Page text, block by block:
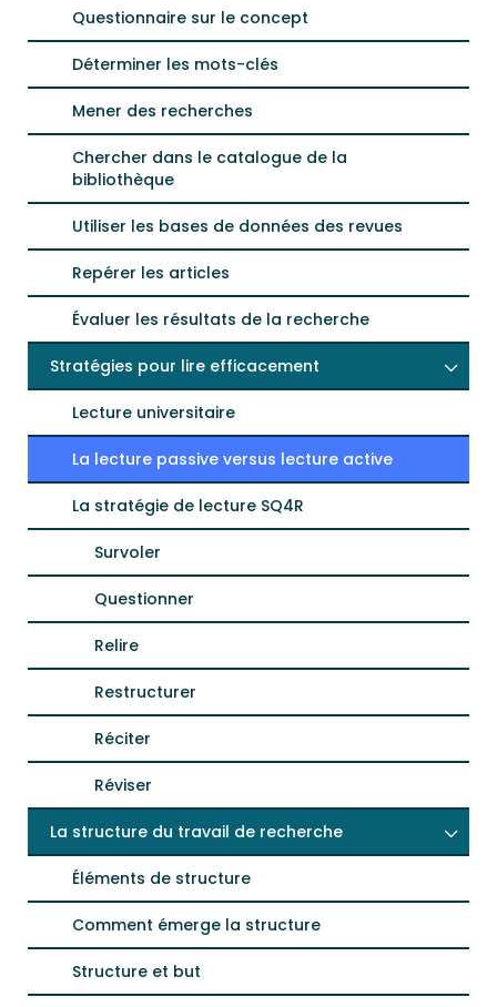
Questionnaire sur le concept
Déterminer les mots-clés
Mener des recherches
Chercher dans le catalogue de la
bibliothèque
Utiliser les bases de données des revues
Repérer les articles
Évaluer les résultats de la recherche
Stratégies pour lire efficacement
Lecture universitaire
La lecture passive versus lecture active
La stratégie de lecture SQ4R
Survoler
Questionner
Relire
Restructurer
Réciter
Réviser
La structure du travail de recherche
Éléments de structure
Comment émerge la structure
Structure et but